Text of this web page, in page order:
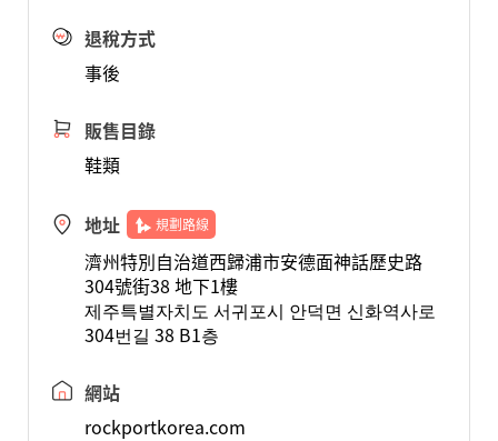
退稅方式
事後
販售目錄
鞋類
地址 規劃路線
濟州特別自治道西歸浦市安德面神話歷史路
304號街38 地下1樓
제주특별자치도 서귀포시 안덕면 신화역사로
304번길 38 B1층
網站
rockportkorea.com